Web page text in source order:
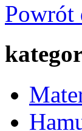
Powrót